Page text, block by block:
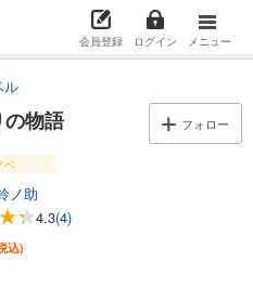
会員登録 ログイン メニュー
ル
物語 フォロー
ベ
ノ助
4.3(4)
込)